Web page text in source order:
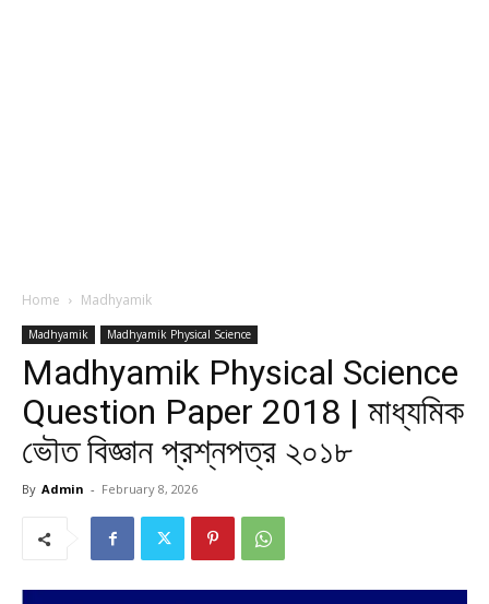
Home Madhyamik
Madhyamik Madhyamik Physical Science
Madhyamik Physical Science
Question Paper 2018 | মাধ্যমিক
ভৌত বিজ্ঞান প্রশ্নপত্র ২০১৮
By Admin - February 8, 2026